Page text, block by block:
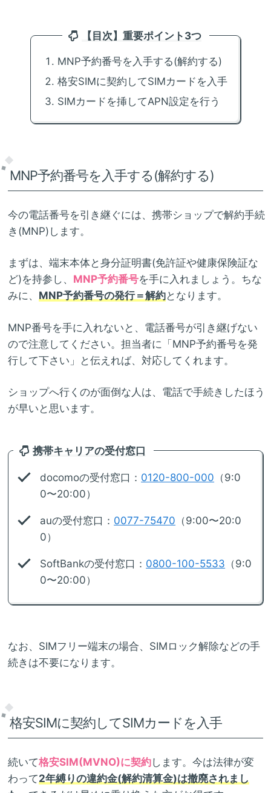
【目次】重要ポイント3つ
MNP予約番号を入手する(解約する)
格安SIMに契約してSIMカードを入手
SIMカードを挿してAPN設定を行う
MNP予約番号を入手する(解約する)
今の電話番号を引き継ぐには、携帯ショップで解約手続
き(MNP)します。
まずは、端末本体と身分証明書(免許証や健康保険証な
ど)を持参し、 MNP予約番号を手に入れましょう。ちな
みに、 MNP予約番号の発行＝解約となります。
MNP番号を手に入れないと、電話番号が引き継げない
ので注意してください。担当者に「MNP予約番号を発
行して下さい」と伝えれば、対応してくれます。
ショップへ行くのが面倒な人は、電話で手続きしたほう
が早いと思います。
携帯キャリアの受付窓口
docomoの受付窓口： 0120-800-000 （9:0
0〜20:00）
auの受付窓口： 0077-75470 （9:00〜20:0
0）
SoftBankの受付窓口： 0800-100-5533 （9:0
0〜20:00）
なお、SIMフリー端末の場合、SIMロック解除などの手
続きは不要になります。
格安SIMに契約してSIMカードを入手
続いて格安SIM(MVNO)に契約します。今は法律が変
わって2年縛りの違約金(解約清算金)は撤廃されまし